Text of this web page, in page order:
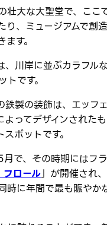
壮大な大聖堂で、ここ
り、ミュージアムで創造
す。
、川岸に並ぶカラフル
です。
鉄製の装飾は、エッフ
ってデザインされたも
ポットです。
で、その時期にはフラ
フロール」が開催され、
時に年間で最も賑やか